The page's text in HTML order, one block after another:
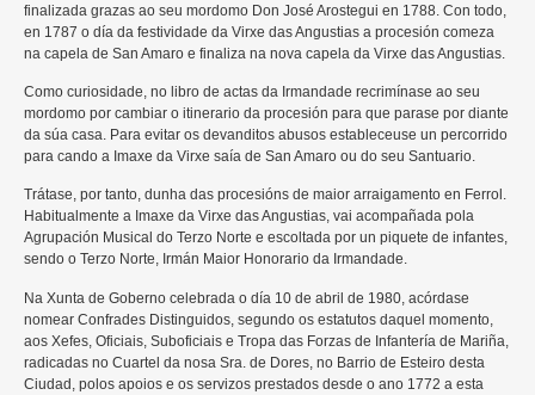
finalizada grazas ao seu mordomo Don José Arostegui en 1788. Con todo,
en 1787 o día da festividade da Virxe das Angustias a procesión comeza
na capela de San Amaro e finaliza na nova capela da Virxe das Angustias.
Como curiosidade, no libro de actas da Irmandade recrimínase ao seu
mordomo por cambiar o itinerario da procesión para que parase por diante
da súa casa. Para evitar os devanditos abusos estableceuse un percorrido
para cando a Imaxe da Virxe saía de San Amaro ou do seu Santuario.
Trátase, por tanto, dunha das procesións de maior arraigamento en Ferrol.
Habitualmente a Imaxe da Virxe das Angustias, vai acompañada pola
Agrupación Musical do Terzo Norte e escoltada por un piquete de infantes,
sendo o Terzo Norte, Irmán Maior Honorario da Irmandade.
Na Xunta de Goberno celebrada o día 10 de abril de 1980, acórdase
nomear Confrades Distinguidos, segundo os estatutos daquel momento,
aos Xefes, Oficiais, Suboficiais e Tropa das Forzas de Infantería de Mariña,
radicadas no Cuartel da nosa Sra. de Dores, no Barrio de Esteiro desta
Ciudad, polos apoios e os servizos prestados desde o ano 1772 a esta